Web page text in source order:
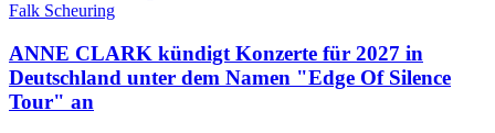
ANNE CLARK kündigt Konzerte für 2027 in
Deutschland unter dem Namen "Edge Of Silence
Tour" an